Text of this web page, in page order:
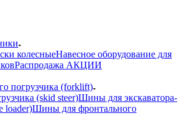
колесныеНавесное оборудование для
Распродажа АКЦИИ
погрузчика (forklift)
(skid steer)Шины для экскаватора-
loader)Шины для фронтального